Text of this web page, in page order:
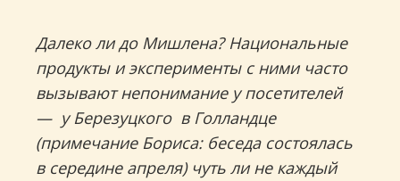
Далеко ли до Мишлена? Национальные
продукты и эксперименты с ними часто
вызывают непонимание у посетителей
— у Березуцкого в Голландце
(примечание Бориса: беседа состоялась
в середине апреля) чуть ли не каждый